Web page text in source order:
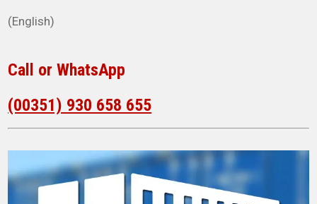
(English)
Call or WhatsApp
(00351) 930 658 655